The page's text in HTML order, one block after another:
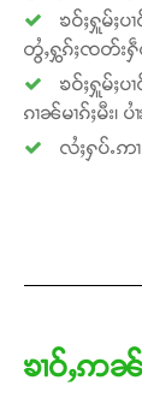
ၶဝ်ႈႁူမ်ႈ
တွႆႇႁွၵ်ႈၸတ်း
ၶဝ်ႈႁူမ်ႈပ
ၵၢၼ်မၢၵ်ႈမီး၊
လႆႈႁပ်ႉဢ
ၶၢဝ်ႇဢၼ်